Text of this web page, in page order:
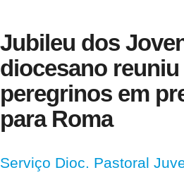
Jubileu dos
diocesano reuniu
peregrinos em
para Roma
Serviço Dioc. Pastoral